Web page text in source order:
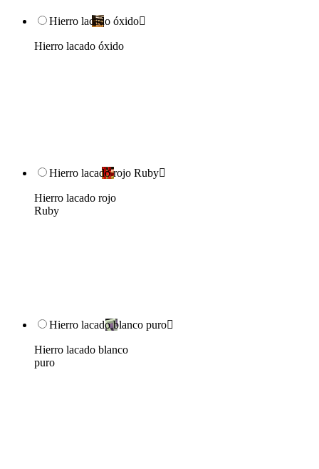
Hierro lacado óxido
Hierro lacado óxido
Hierro lacado rojo Ruby
Hierro lacado rojo
Ruby
Hierro lacado blanco puro
Hierro lacado blanco
puro